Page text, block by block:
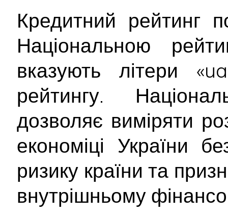
Кредитний рейтинг
Національною
вказують літери
рейтингу.
дозволяє виміряти
економіці України
ризику країни та
внутрішньому